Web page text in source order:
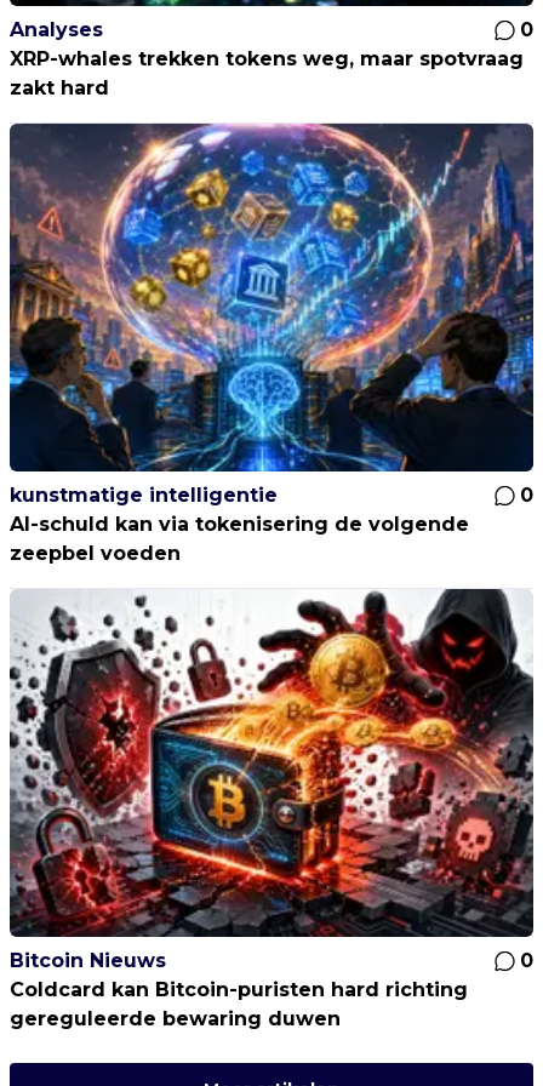
Analyses
0
XRP-whales trekken tokens weg, maar spotvraag
zakt hard
kunstmatige intelligentie
0
AI-schuld kan via tokenisering de volgende
zeepbel voeden
Bitcoin Nieuws
0
Coldcard kan Bitcoin-puristen hard richting
gereguleerde bewaring duwen